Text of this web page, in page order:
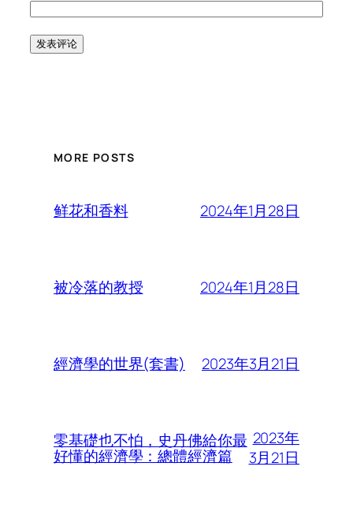
MORE POSTS
鲜花和香料 2024年1月28日
被冷落的教授 2024年1月28日
經濟學的世界(套書) 2023年3月21日
零基礎也不怕，史丹佛給你最
好懂的經濟學：總體經濟篇
2023年
3月21日